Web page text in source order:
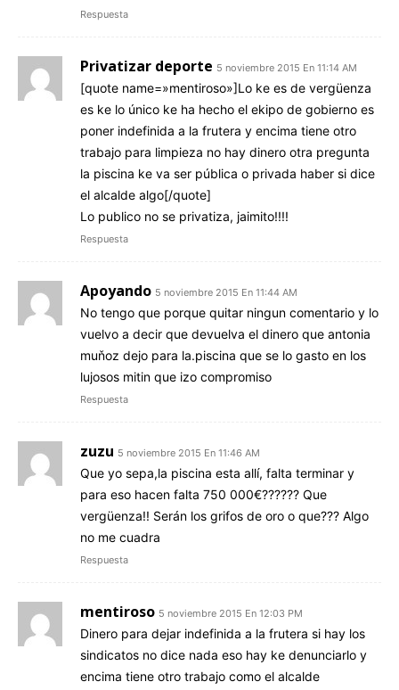
Respuesta
Privatizar deporte 5 noviembre 2015 En 11:14 AM
[quote name=»mentiroso»]Lo ke es de vergüenza
es ke lo único ke ha hecho el ekipo de gobierno es
poner indefinida a la frutera y encima tiene otro
trabajo para limpieza no hay dinero otra pregunta
la piscina ke va ser pública o privada haber si dice
el alcalde algo[/quote]
Lo publico no se privatiza, jaimito!!!!
Respuesta
Apoyando 5 noviembre 2015 En 11:44 AM
No tengo que porque quitar ningun comentario y lo
vuelvo a decir que devuelva el dinero que antonia
muňoz dejo para la.piscina que se lo gasto en los
lujosos mitin que izo compromiso
Respuesta
zuzu 5 noviembre 2015 En 11:46 AM
Que yo sepa,la piscina esta allí, falta terminar y
para eso hacen falta 750 000€?????? Que
vergüenza!! Serán los grifos de oro o que??? Algo
no me cuadra
Respuesta
mentiroso 5 noviembre 2015 En 12:03 PM
Dinero para dejar indefinida a la frutera si hay los
sindicatos no dice nada eso hay ke denunciarlo y
encima tiene otro trabajo como el alcalde